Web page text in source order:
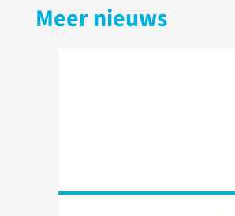
Meer nieuws